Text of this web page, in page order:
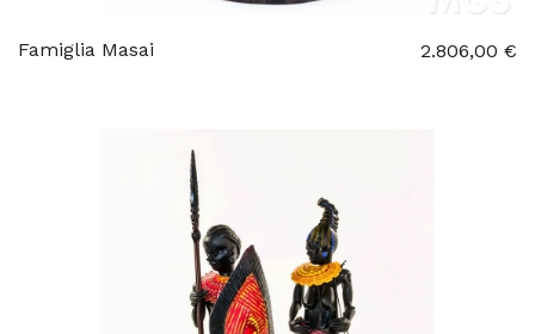
Famiglia Masai 2.806,00 €